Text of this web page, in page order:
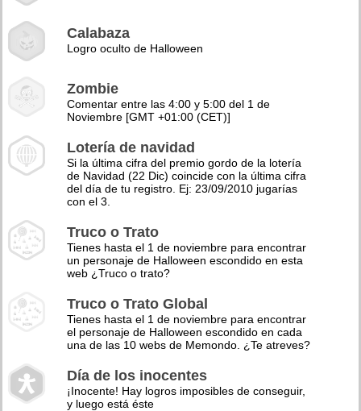
Calabaza
Logro oculto de Halloween
Zombie
Comentar entre las 4:00 y 5:00 del 1 de
Noviembre [GMT +01:00 (CET)]
Lotería de navidad
Si la última cifra del premio gordo de la lotería
de Navidad (22 Dic) coincide con la última cifra
del día de tu registro. Ej: 23/09/2010 jugarías
con el 3.
Truco o Trato
Tienes hasta el 1 de noviembre para encontrar
un personaje de Halloween escondido en esta
web ¿Truco o trato?
Truco o Trato Global
Tienes hasta el 1 de noviembre para encontrar
el personaje de Halloween escondido en cada
una de las 10 webs de Memondo. ¿Te atreves?
Día de los inocentes
¡Inocente! Hay logros imposibles de conseguir,
y luego está éste